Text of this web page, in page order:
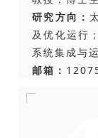
研究方向：
及优化运行
系统集成与
邮箱：